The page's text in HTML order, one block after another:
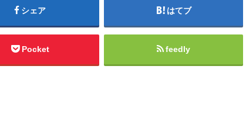
シェア はてブ
Pocket feedly